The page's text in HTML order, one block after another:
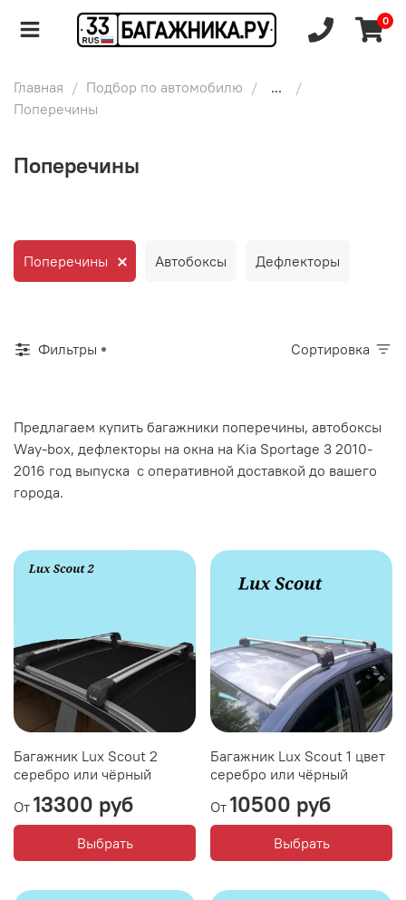
0
Главная Подбор по автомобилю
...
Поперечины
Поперечины
Поперечины Автобоксы Дефлекторы
Фильтры Сортировка
Предлагаем купить багажники поперечины, автобоксы
Way-box, дефлекторы на окна на Kia Sportage 3 2010-
2016 год выпуска с оперативной доставкой до вашего
города.
Багажник Lux Scout 2
серебро или чёрный
От 13300 руб
Выбрать
Багажник Lux Scout 1 цвет
серебро или чёрный
От 10500 руб
Выбрать